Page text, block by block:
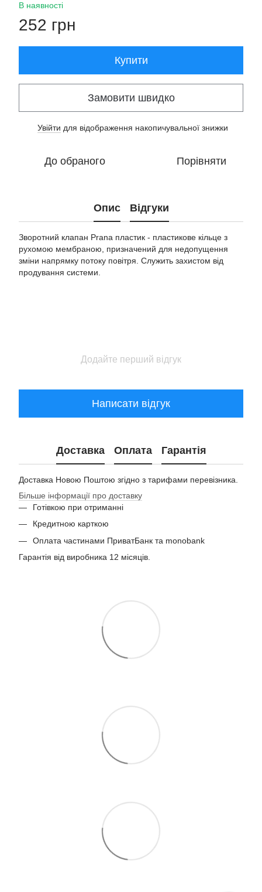
В наявності
252 грн
Купити
Замовити швидко
Увійти для відображення накопичувальної знижки
До обраного Порівняти
Опис Відгуки
Зворотний клапан Prana пластик - пластикове кільце з
рухомою мембраною, призначений для недопущення
зміни напрямку потоку повітря. Служить захистом від
продування системи.
Додайте перший відгук
Написати відгук
Доставка Оплата Гарантія
Доставка Новою Поштою згідно з тарифами перевізника.
Більше інформації про доставку
Готівкою при отриманні
Кредитною карткою
Оплата частинами ПриватБанк та monobank
Гарантія від виробника 12 місяців.